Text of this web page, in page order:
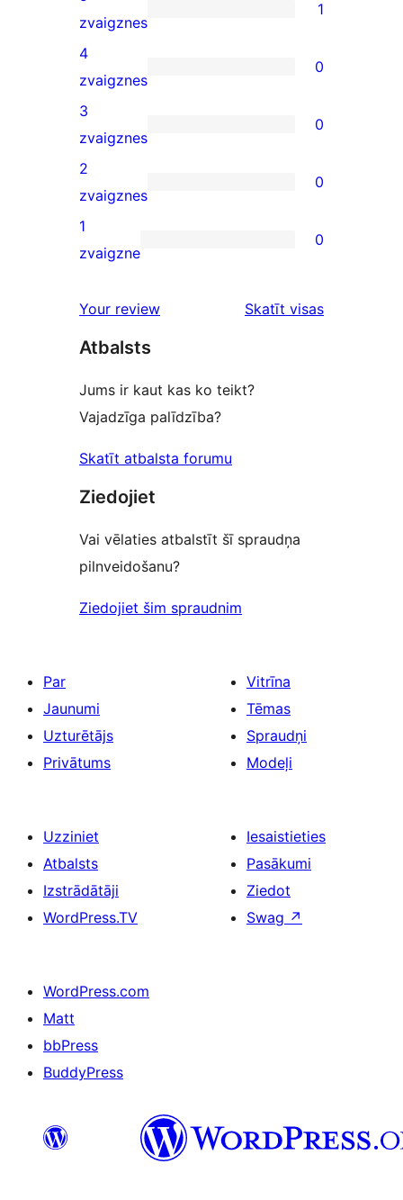
1
5-
star
review
zvaigznes
1
0
4-
star
reviews
4
zvaigznes
0
0
3-
star
reviews
3
zvaigznes
0
0
2-
star
2
zvaigznes
0
0
star
1
zvaigzne
0
Your review Skatīt visasatsauksmes
Atbalsts
Jums ir kaut kas ko teikt?
Vajadzīga palīdzība?
Skatīt atbalsta forumu
Ziedojiet
Vai vēlaties atbalstīt šī spraudņa
pilnveidošanu?
Ziedojiet šim spraudnim
Par
Jaunumi
Uzturētājs
Privātums
Vitrīna
Tēmas
Spraudņi
Modeļi
Uzziniet
Atbalsts
Izstrādātāji
WordPress.TV
Iesaistieties
Pasākumi
Ziedot
Swag ↗
WordPress.com
Matt
bbPress
BuddyPress